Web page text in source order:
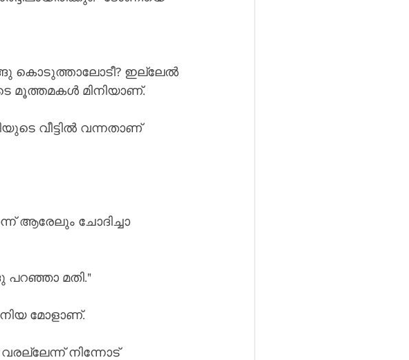
കൊടുത്താലോടീ? ഇല്ലേൽ
മൂത്തമകൾ മിനിയാണ്.
വീട്ടിൽ വന്നതാണ്
ആരേലും ചോദിച്ചാ
പറഞ്ഞാ മതി."
നിയ മോളാണ്.
നിന്നോട്